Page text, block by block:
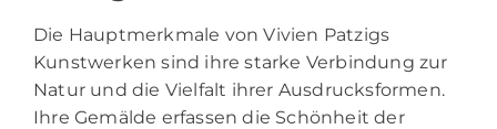
Die Hauptmerkmale von Vivien Patzigs
Kunstwerken sind ihre starke Verbindung zur
Natur und die Vielfalt ihrer Ausdrucksformen.
Ihre Gemälde erfassen die Schönheit der